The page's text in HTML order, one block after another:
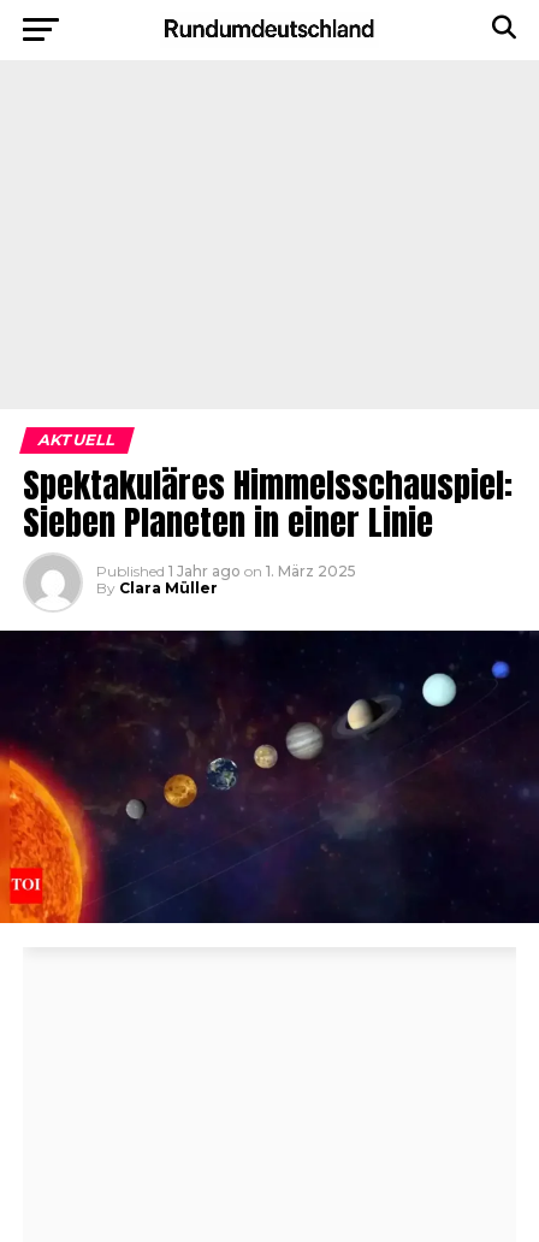
AKTUELL
Spektakuläres Himmelsschauspiel:
Sieben Planeten in einer Linie
Published 1 Jahr ago on 1. März 2025
By Clara Müller